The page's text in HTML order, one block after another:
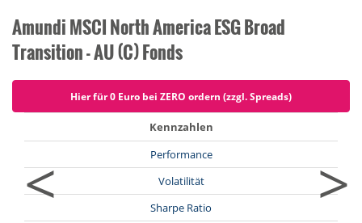
Amundi MSCI North America ESG Broad
Transition - AU (C) Fonds
Hier für 0 Euro bei ZERO ordern (zzgl. Spreads)
<
Kennzahlen
Performance
Volatilität
Sharpe Ratio
>